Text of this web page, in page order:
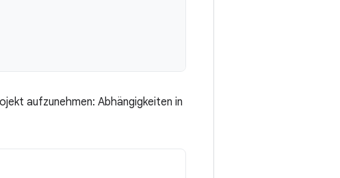
aufzunehmen: Abhängigkeiten in